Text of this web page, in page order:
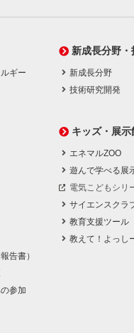
ギー
告書）
参加
新成長分野
新成長分野
技術研究開発
キッズ・展示
エネマルZOO
遊んで学べる展
電気こどもシリ
サイエンスクラ
教育支援ツール
教えて！よっし